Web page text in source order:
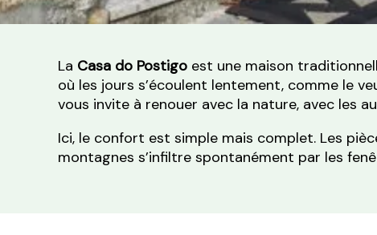
La Casa do Postigo est une maison
où les jours s’écoulent lentement, comme le
vous invite à renouer avec la nature, avec les
Ici, le confort est simple mais complet. Les
montagnes s’infiltre spontanément par les